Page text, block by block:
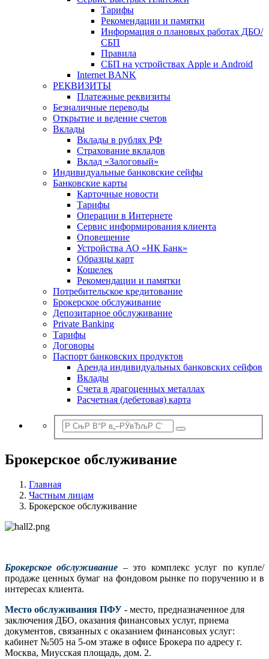
Тарифы
Рекомендации и памятки
Информация о плановых работах ДБО/
СБП
Правила
СБП на устройствах Apple и Android
Internet BANK
РЕКВИЗИТЫ
Платежные реквизиты
Безналичные переводы
Открытие и ведение счетов
Вклады
Вклады в рублях РФ
Страхование вкладов
Вклад «Залоговый»
Индивидуальные банковские сейфы
Банковские карты
Карточные новости
Тарифы
Операции в Интернете
Сервис информирования клиента
Оповещение
Устройства АО «НК Банк»
Образцы карт
Кошелек
Рекомендации и памятки
Потребительское кредитование
Брокерское обслуживание
Депозитарное обслуживание
Private Banking
Тарифы
Договоры
Паспорт банковских продуктов
Аренда индивидуальных банковских сейфов
Вклады
Счета в драгоценных металлах
Расчетная (дебетовая) карта
Брокерское обслуживание
Главная
Частным лицам
Брокерское обслуживание
Брокерское обслуживание – это комплекс услуг по купле/
продаже ценных бумаг на фондовом рынке по поручению и в
интересах клиента.
Место обслуживания ПФУ - место, предназначенное для
заключения ДБО, оказания финансовых услуг, приема
документов, связанных с оказанием финансовых услуг:
кабинет №505 на 5-ом этаже в офисе Брокера по адресу г.
Москва, Миусская площадь, дом. 2.